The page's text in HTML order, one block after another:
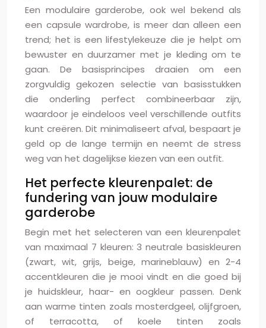
Een modulaire garderobe, ook wel bekend als
een capsule wardrobe, is meer dan alleen een
trend; het is een lifestylekeuze die je helpt om
bewuster en duurzamer met je kleding om te
gaan. De basisprincipes draaien om een
zorgvuldig gekozen selectie van basisstukken
die onderling perfect combineerbaar zijn,
waardoor je eindeloos veel verschillende outfits
kunt creëren. Dit minimaliseert afval, bespaart je
geld op de lange termijn en neemt de stress
weg van het dagelijkse kiezen van een outfit.
Het perfecte kleurenpalet: de
fundering van jouw modulaire
garderobe
Begin met het selecteren van een kleurenpalet
van maximaal 7 kleuren: 3 neutrale basiskleuren
(zwart, wit, grijs, beige, marineblauw) en 2-4
accentkleuren die je mooi vindt en die goed bij
je huidskleur, haar- en oogkleur passen. Denk
aan warme tinten zoals mosterdgeel, olijfgroen,
of terracotta, of koele tinten zoals